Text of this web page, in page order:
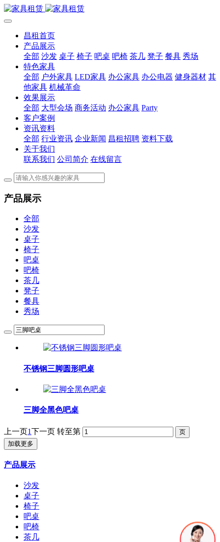
昌租首页
产品展示
全部 沙发 桌子 椅子 吧桌 吧椅 茶几 凳子 餐具 秀场
特色家具
全部 户外家具 LED家具 办公家具 办公电器 健身器材 其
他家具 机械革命
效果展示
全部 大型会场 商务活动 办公家具 Party
客户案例
资讯资料
全部 行业资讯 企业新闻 昌租招聘 资料下载
关于我们
联系我们 公司简介 在线留言
产品展示
全部
沙发
桌子
椅子
吧桌
吧椅
茶几
凳子
餐具
秀场
不锈钢三脚圆形吧桌
三脚全黑色吧桌
上一页1下一页 转至第
加载更多
产品展示
沙发
桌子
椅子
吧桌
吧椅
茶几